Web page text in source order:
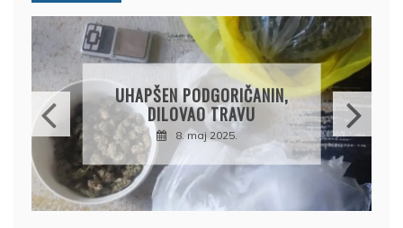
DRŽAVLJANIN RUSIJE
OSUMNJIČEN DA JE
PRODAO TUĐI BMW,
DRŽAVU NAPUSTIO
BRODOM
12. februar 2025.